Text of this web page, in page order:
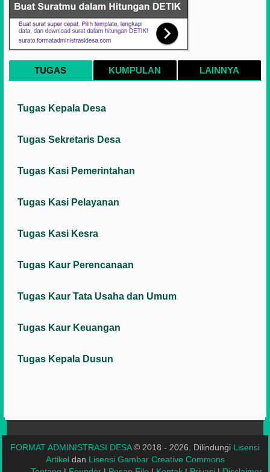
TUGAS KUMPULAN LAINNYA
Tugas Kepala Desa
Tugas Sekretaris Desa
Tugas Kasi Pemerintahan
Tugas Kasi Pelayanan
Tugas Kasi Kesra
Tugas Kaur Perencanaan
Tugas Kaur Tata Usaha dan Umum
Tugas Kaur Keuangan
Tugas Kepala Dusun
FORMAT ADMINISTRASI DESA© 2018 - 2026. Dilindungi Lisensi
Artikeldan Lisensi Gambar Creative Commons